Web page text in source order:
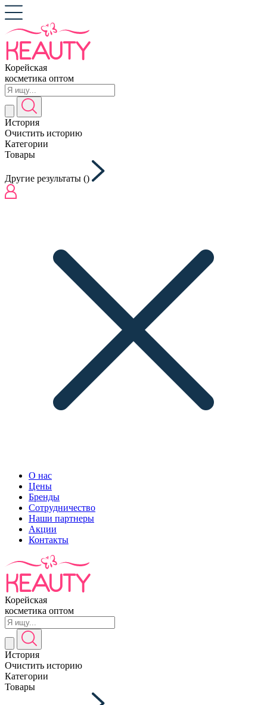
Корейская
косметика оптом
История
Очистить историю
Категории
Товары
Другие результаты ()
О нас
Цены
Бренды
Сотрудничество
Наши партнеры
Акции
Контакты
Корейская
косметика оптом
История
Очистить историю
Категории
Товары